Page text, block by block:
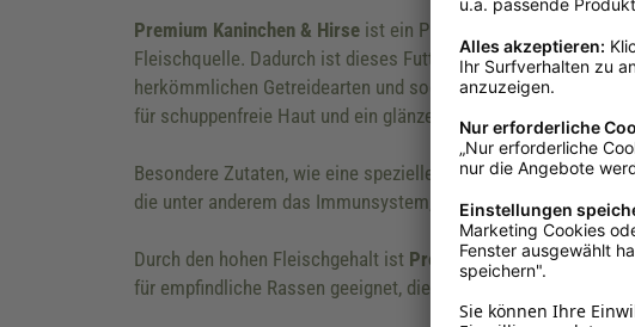
Premium Kaninchen & Hirse ist ein Premiumfutter der
Fleischquelle. Dadurch ist dieses Futter auch für
herkömmlichen Getreidearten und sogar völlig glutenfrei.
für schuppenfreie Haut und ein glänzendes Fell.
Besondere Zutaten, wie eine spezielle Kräutermischung,
die unter anderem das Immunsystem, den Magen-Darmtrakt
Durch den hohen Fleischgehalt ist Premium Kaninchen & Hirse
für empfindliche Rassen geeignet, die rein vorbeugend eine